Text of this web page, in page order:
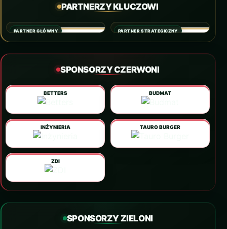
PARTNERZY KLUCZOWI
PARTNER GŁÓWNY PARTNER STRATEGICZNY
SPONSORZY CZERWONI
BETTERS BUDMAT
INŻYNIERIA TAURO BURGER
ZDI
SPONSORZY ZIELONI